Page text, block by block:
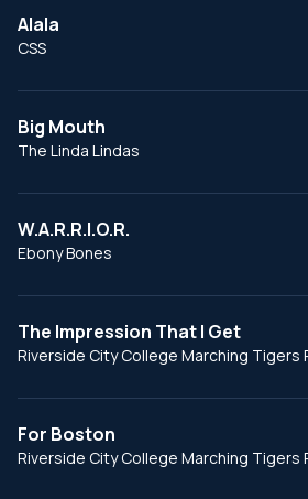
Alala
CSS
Big Mouth
The Linda Lindas
W.A.R.R.I.O.R.
Ebony Bones
The Impression That I Get
Riverside City College Marching Tigers
For Boston
Riverside City College Marching Tigers